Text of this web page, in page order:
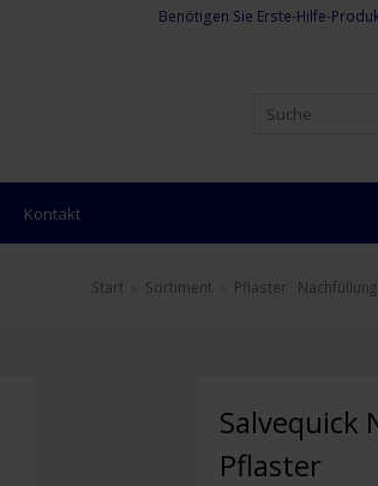
Benötigen Sie Erste-Hilfe-
Kontakt
Start Sortiment Pflaster
Salvequick
Pflaster